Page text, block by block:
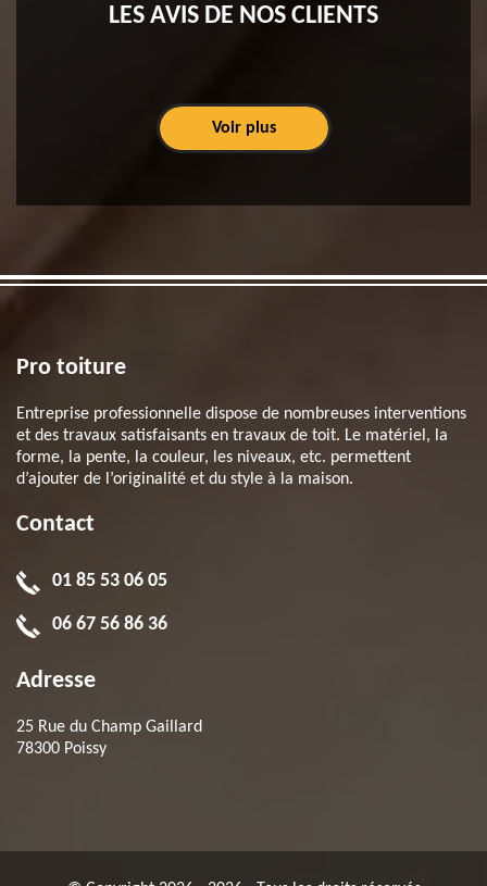
LES AVIS DE NOS CLIENTS
Voir plus
Pro toiture
Entreprise professionnelle dispose de nombreuses interventions
et des travaux satisfaisants en travaux de toit. Le matériel, la
forme, la pente, la couleur, les niveaux, etc. permettent
d’ajouter de l’originalité et du style à la maison.
Contact
01 85 53 06 05
06 67 56 86 36
Adresse
25 Rue du Champ Gaillard
78300 Poissy